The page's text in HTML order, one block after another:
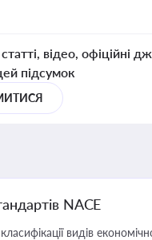
відео, офіційні
підсумок
NACE
видів